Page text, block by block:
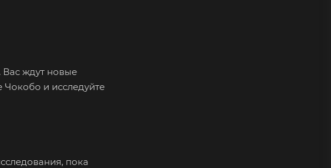
Вас ждут новые
и исследуйте
пока